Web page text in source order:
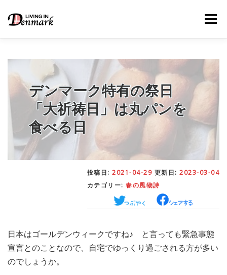
メニュー
LIFE TIPS – 生活便利帳 FOOD – ごはん事情
STUDY – 留学関連情報
WORK– デンマークの働き方
– 日本人の考察
MEDIA– メディア掲載 TRAVEL– 旅行
デンマーク特有の祭日
「大祈祷日」は丸パンを
食べる日
投稿日: 2021-04-29 更新日: 2023-03-04
カテゴリー: 春の風物詩
日本はゴールデンウィークですね♪ と言っても緊急事態
宣言とのことなので、自宅でゆっくり過ごされる方が多い
のでしょうか。